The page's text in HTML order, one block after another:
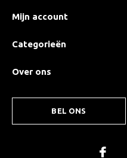
Mijn account
Categorieën
Over ons
BEL ONS